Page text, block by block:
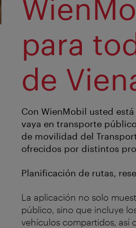
para
de
Con WienMobil usted
vaya en transporte
de movilidad del
ofrecidos por distintos
Planificación de rutas,
La aplicación no solo
público, sino que incluye
vehículos compartidos, así